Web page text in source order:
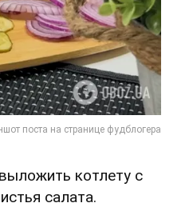
котлету с
салата.